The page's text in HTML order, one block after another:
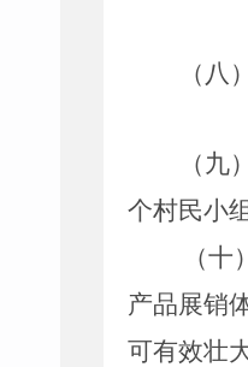
（八
（九
个村民小
（十
产品展销
可有效壮